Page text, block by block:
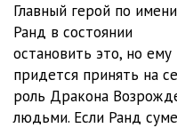
3-11
3-12
3-13
3-14
Главный герой по имени
Ранд в состоянии
остановить это, но ему
придется принять на
роль Дракона
людьми. Если Ранд